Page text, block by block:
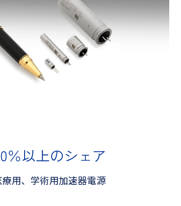
％以上のシェア
療用、学術用加速器電源